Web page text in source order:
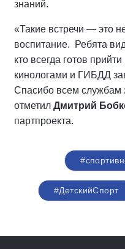
знаний.
«Такие встречи — это
воспитание. Ребята
кто всегда готов
кинологами и ГИБДД
Спасибо всем службам
отметил Дмитрий
партпроекта.
#ДетскийСпорт